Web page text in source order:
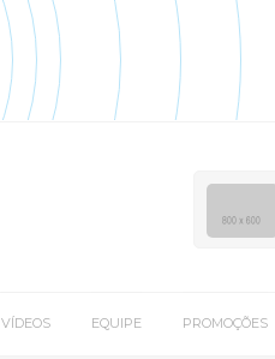
VÍDEOS EQUIPE PROMOÇÕES